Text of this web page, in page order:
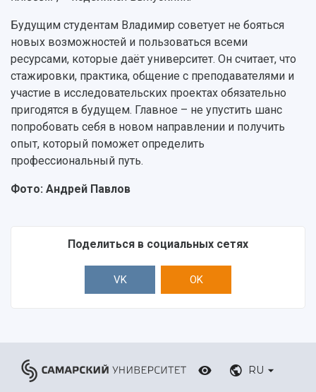
Будущим студентам Владимир советует не бояться
новых возможностей и пользоваться всеми
ресурсами, которые даёт университет. Он считает, что
стажировки, практика, общение с преподавателями и
участие в исследовательских проектах обязательно
пригодятся в будущем. Главное – не упустить шанс
попробовать себя в новом направлении и получить
опыт, который поможет определить
профессиональный путь.
Фото: Андрей Павлов
Поделиться в социальных сетях
VK OK
RU